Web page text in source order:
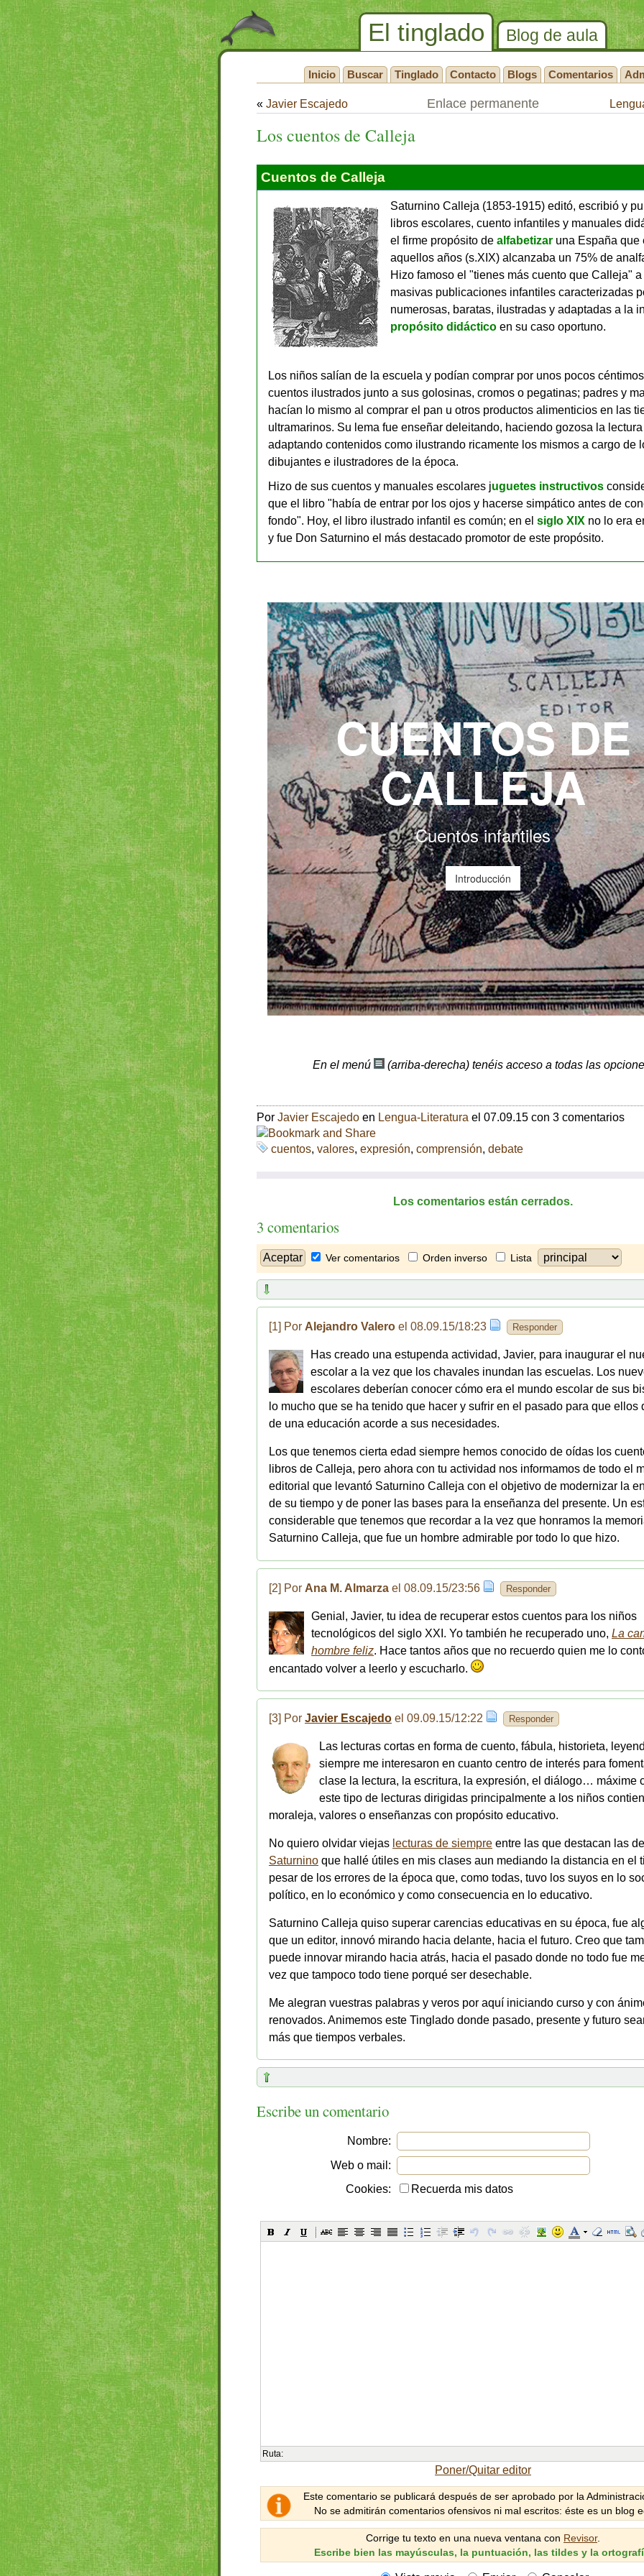
El tinglado Blog de aula
Inicio Buscar Tinglado Contacto Blogs Comentarios
Enlace permanente
« Javier Escajedo
Los cuentos de Calleja
Cuentos de Calleja
Saturnino Calleja (1853-1915) editó, escribió y
libros escolares, cuento infantiles y manuales
el firme propósito de alfabetizar una España que
aquellos años (s.XIX) alcanzaba un 75% de
Hizo famoso el "tienes más cuento que Calleja"
masivas publicaciones infantiles caracterizadas
numerosas, baratas, ilustradas y adaptadas a la
propósito didáctico en su caso oportuno.
Los niños salían de la escuela y podían comprar por unos pocos
cuentos ilustrados junto a sus golosinas, cromos o pegatinas; padres y
hacían lo mismo al comprar el pan u otros productos alimenticios en las
ultramarinos. Su lema fue enseñar deleitando, haciendo gozosa la
adaptando contenidos como ilustrando ricamente los mismos a cargo de
dibujantes e ilustradores de la época.
Hizo de sus cuentos y manuales escolares juguetes instructivos
que el libro "había de entrar por los ojos y hacerse simpático antes de
fondo". Hoy, el libro ilustrado infantil es común; en el siglo XIX no lo era
y fue Don Saturnino el más destacado promotor de este propósito.
En el menú (arriba-derecha) tenéis acceso a todas las
Por Javier Escajedo en Lengua-Literatura el 07.09.15 con 3 comentarios
cuentos, valores, expresión, comprensión, debate
Los comentarios están cerrados.
3 comentarios
Ver comentarios Orden inverso Lista
[1] Por Alejandro Valero el 08.09.15/18:23 Responder
Has creado una estupenda actividad, Javier, para inaugurar el
escolar a la vez que los chavales inundan las escuelas. Los
escolares deberían conocer cómo era el mundo escolar de sus
lo mucho que se ha tenido que hacer y sufrir en el pasado para que ellos
de una educación acorde a sus necesidades.
Los que tenemos cierta edad siempre hemos conocido de oídas los
libros de Calleja, pero ahora con tu actividad nos informamos de todo el
editorial que levantó Saturnino Calleja con el objetivo de modernizar la
de su tiempo y de poner las bases para la enseñanza del presente. Un
considerable que tenemos que recordar a la vez que honramos la
Saturnino Calleja, que fue un hombre admirable por todo lo que hizo.
[2] Por Ana M. Almarza el 08.09.15/23:56 Responder
Genial, Javier, tu idea de recuperar estos cuentos para los niños
tecnológicos del siglo XXI. Yo también he recuperado uno, La
hombre feliz. Hace tantos años que no recuerdo quien me lo
encantado volver a leerlo y escucharlo.
[3] Por Javier Escajedo el 09.09.15/12:22 Responder
Las lecturas cortas en forma de cuento, fábula, historieta,
siempre me interesaron en cuanto centro de interés para
clase la lectura, la escritura, la expresión, el diálogo… máxime
este tipo de lecturas dirigidas principalmente a los niños
moraleja, valores o enseñanzas con propósito educativo.
No quiero olvidar viejas lecturas de siempre entre las que destacan las
Saturnino que hallé útiles en mis clases aun mediando la distancia en el
pesar de los errores de la época que, como todas, tuvo los suyos en lo
político, en lo económico y como consecuencia en lo educativo.
Saturnino Calleja quiso superar carencias educativas en su época, fue
que un editor, innovó mirando hacia delante, hacia el futuro. Creo que
puede innovar mirando hacia atrás, hacia el pasado donde no todo fue
vez que tampoco todo tiene porqué ser desechable.
Me alegran vuestras palabras y veros por aquí iniciando curso y con
renovados. Animemos este Tinglado donde pasado, presente y futuro
más que tiempos verbales.
Escribe un comentario
Nombre:
Web o mail:
Cookies:
Recuerda mis datos
Ruta:
Poner/Quitar editor
Este comentario se publicará después de ser aprobado por la
No se admitirán comentarios ofensivos ni mal escritos: éste es un blog
Corrige tu texto en una nueva ventana con Revisor.
Escribe bien las mayúsculas, la puntuación, las tildes y la